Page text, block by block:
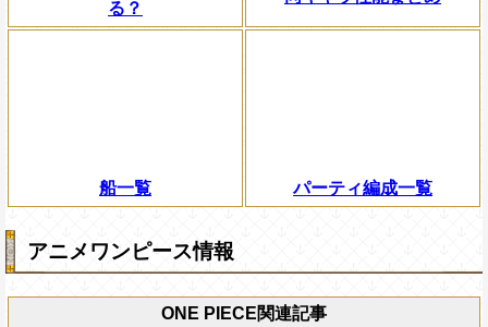
る？
船一覧 パーティ編成一覧
アニメワンピース情報
ONE PIECE関連記事